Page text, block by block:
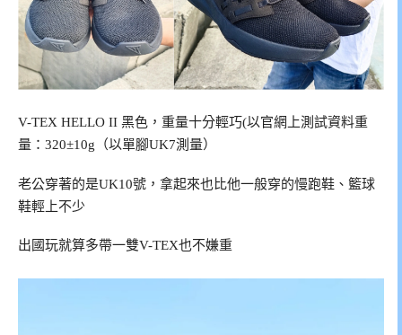
V-TEX HELLO II 黑色，重量十分輕巧(以官網上測試資料重
量：320±10g（以單腳UK7測量）
老公穿著的是UK10號，拿起來也比他一般穿的慢跑鞋、籃球
鞋輕上不少
出國玩就算多帶一雙V-TEX也不嫌重